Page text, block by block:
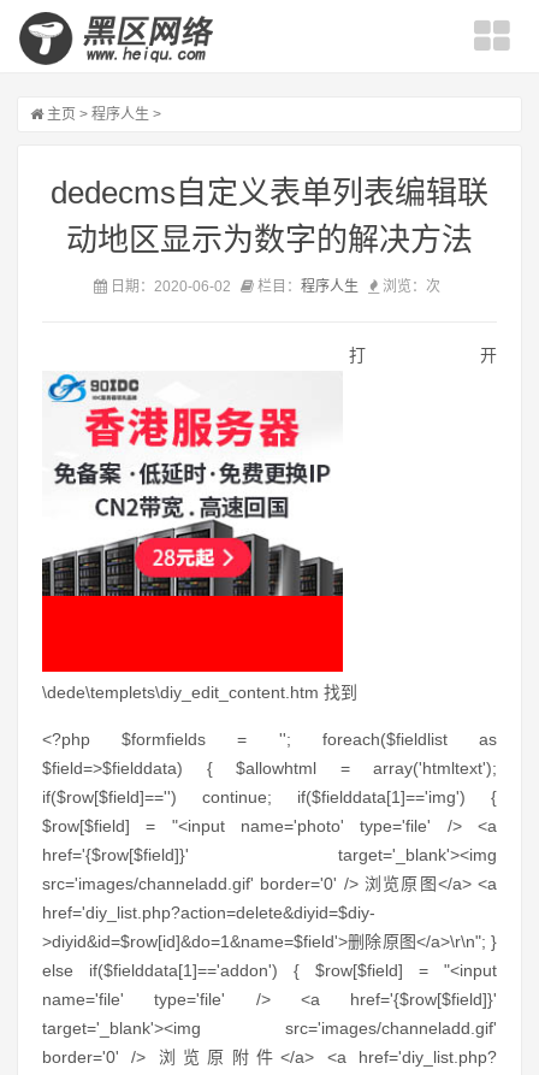
主页 > 程序人生 >
dedecms自定义表单列表编辑联
动地区显示为数字的解决方法
日期：2020-06-02 栏目： 程序人生 浏览： 次
打开
\dede\templets\diy_edit_content.htm 找到
<?php $formfields = ''; foreach($fieldlist as
$field=>$fielddata) { $allowhtml = array('htmltext');
if($row[$field]=='') continue; if($fielddata[1]=='img') {
$row[$field] = "<input name='photo' type='file' /> <a
href='{$row[$field]}' target='_blank'><img
src='images/channeladd.gif' border='0' /> 浏览原图</a> <a
href='diy_list.php?action=delete&diyid=$diy-
>diyid&id=$row[id]&do=1&name=$field'>删除原图</a>\r\n"; }
else if($fielddata[1]=='addon') { $row[$field] = "<input
name='file' type='file' /> <a href='{$row[$field]}'
target='_blank'><img src='images/channeladd.gif'
border='0' /> 浏览原附件</a> <a href='diy_list.php?